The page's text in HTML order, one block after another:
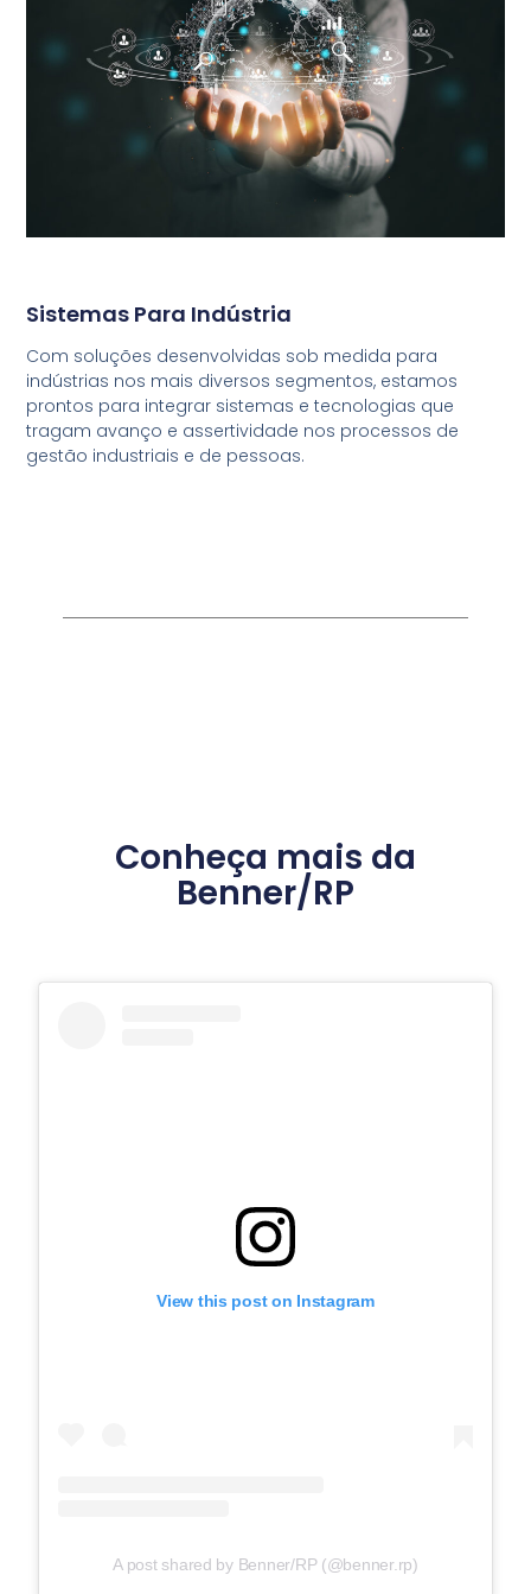
Sistemas Para Indústria
Com soluções desenvolvidas sob medida para
indústrias nos mais diversos segmentos, estamos
prontos para integrar sistemas e tecnologias que
tragam avanço e assertividade nos processos de
gestão industriais e de pessoas.
Conheça mais da
Benner/RP
View this post on Instagram
A post shared by Benner/RP (@benner.rp)